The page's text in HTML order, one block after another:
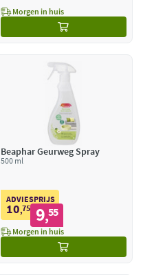
Morgen in huis
Beaphar Geurweg Spray
500 ml
ADVIESPRIJS
10,75 9,55
Morgen in huis